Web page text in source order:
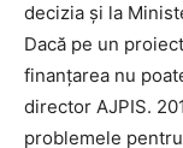
decizia şi la
Dacă pe un
finanţarea nu
director AJPIS.
problemele